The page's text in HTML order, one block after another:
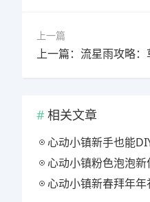
上一篇
上一篇：流星雨攻略
相关文章
心动小镇新手也能
心动小镇粉色泡泡新
心动小镇新春拜年